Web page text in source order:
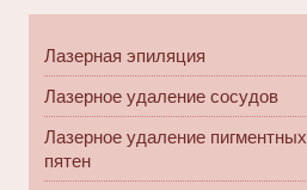
Лазерная эпиляция
Лазерное удаление сосудов
Лазерное удаление пигментных
пятен